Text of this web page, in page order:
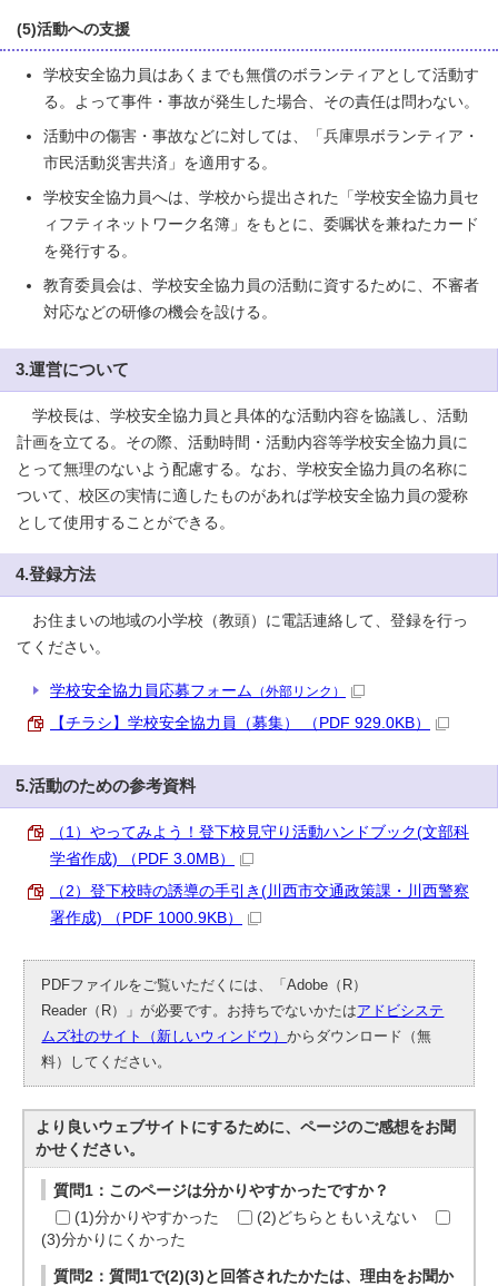
(5)活動への支援
学校安全協力員はあくまでも無償のボランティアとして活動す
る。よって事件・事故が発生した場合、その責任は問わない。
活動中の傷害・事故などに対しては、「兵庫県ボランティア・
市民活動災害共済」を適用する。
学校安全協力員へは、学校から提出された「学校安全協力員セ
ィフティネットワーク名簿」をもとに、委嘱状を兼ねたカード
を発行する。
教育委員会は、学校安全協力員の活動に資するために、不審者
対応などの研修の機会を設ける。
3.運営について
学校長は、学校安全協力員と具体的な活動内容を協議し、活動
計画を立てる。その際、活動時間・活動内容等学校安全協力員に
とって無理のないよう配慮する。なお、学校安全協力員の名称に
ついて、校区の実情に適したものがあれば学校安全協力員の愛称
として使用することができる。
4.登録方法
お住まいの地域の小学校（教頭）に電話連絡して、登録を行っ
てください。
学校安全協力員応募フォーム （外部リンク）
【チラシ】学校安全協力員（募集） （PDF 929.0KB）
5.活動のための参考資料
（1）やってみよう！登下校見守り活動ハンドブック(文部科
学省作成) （PDF 3.0MB）
（2）登下校時の誘導の手引き(川西市交通政策課・川西警察
署作成) （PDF 1000.9KB）
PDFファイルをご覧いただくには、「Adobe（R）
Reader（R）」が必要です。お持ちでないかたはアドビシステ
ムズ社のサイト（新しいウィンドウ）からダウンロード（無
料）してください。
より良いウェブサイトにするために、ページのご感想をお聞
かせください。
質問1：このページは分かりやすかったですか？
(1)分かりやすかった
(2)どちらともいえない
(3)分かりにくかった
質問2：質問1で(2)(3)と回答されたかたは、理由をお聞か